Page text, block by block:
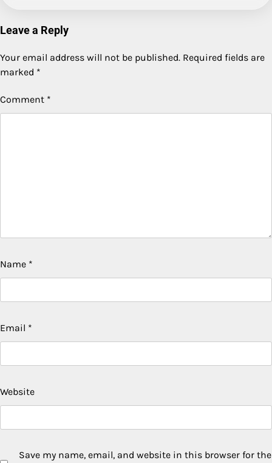
Leave a Reply
Your email address will not be published. Required fields are
marked *
Comment *
Name *
Email *
Website
Save my name, email, and website in this browser for the